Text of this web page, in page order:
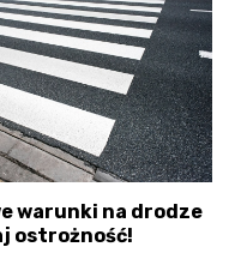
warunki na drodze
ostrożność!